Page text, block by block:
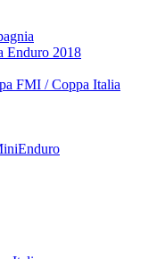
Enduro 2018
FMI / Coppa Italia